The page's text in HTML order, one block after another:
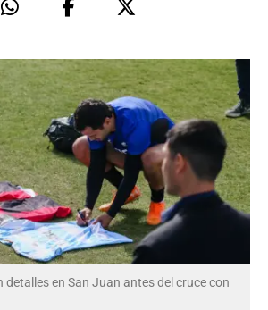
detalles en San Juan antes del cruce con